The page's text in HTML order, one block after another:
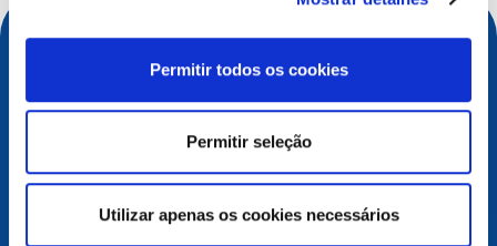
Permitir todos os cookies
Permitir seleção
Utilizar apenas os cookies necessários